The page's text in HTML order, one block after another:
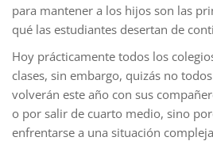
para mantener a los hijos son las
qué las estudiantes desertan de
Hoy prácticamente todos los
clases, sin embargo, quizás no
volverán este año con sus
o por salir de cuarto medio, sino
enfrentarse a una situación